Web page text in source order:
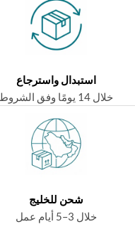
استبدال واسترجاع
شحن للخليج